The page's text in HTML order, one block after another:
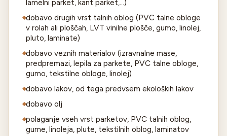
lamelni parket, kant parket,...)
dobavo drugih vrst talnih oblog (PVC talne obloge
v rolah ali ploščah, LVT vinilne plošče, gumo, linolej,
pluto, laminate)
dobavo veznih materialov (izravnalne mase,
predpremazi, lepila za parkete, PVC talne obloge,
gumo, tekstilne obloge, linolej)
dobavo lakov, od tega predvsem ekoloških lakov
dobavo olj
polaganje vseh vrst parketov, PVC talnih oblog,
gume, linoleja, plute, tekstilnih oblog, laminatov